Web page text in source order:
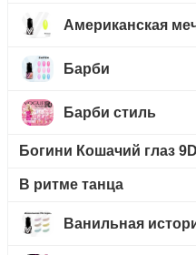
Американская
Барби
Барби стиль
Богини Кошачий глаз 9D
В ритме танца
Ванильная